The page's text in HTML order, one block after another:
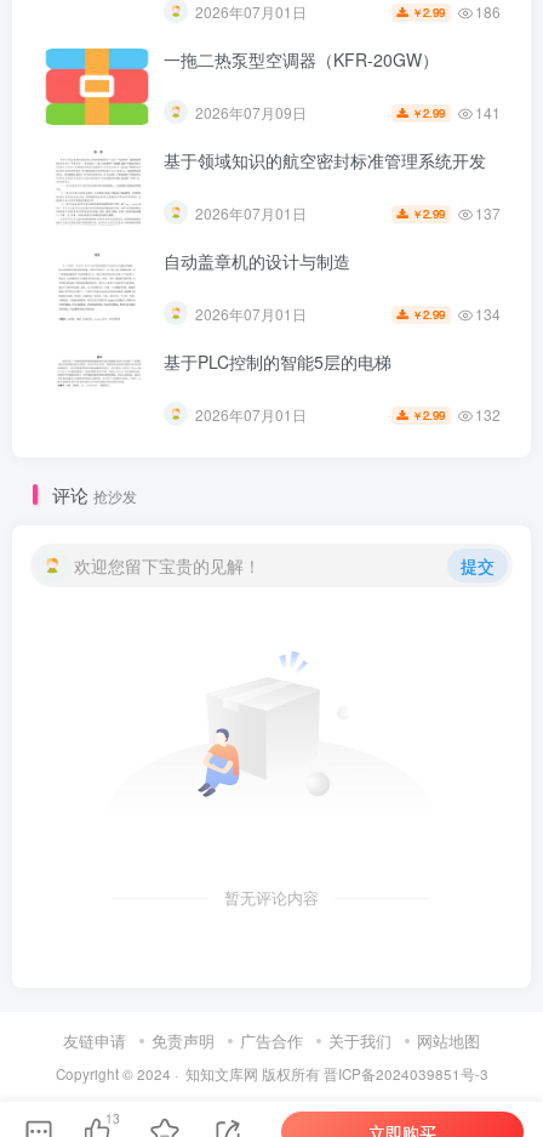
第5页 / 共26页
第6页 / 共26页
2026年07月01日 ￥2.99 186
一拖二热泵型空调器（KFR-20GW）
2026年07月09日 ￥2.99 141
基于领域知识的航空密封标准管理系统开发
2026年07月01日 ￥2.99 137
自动盖章机的设计与制造
2026年07月01日 ￥2.99 134
基于PLC控制的智能5层的电梯
2026年07月01日 ￥2.99 132
评论 抢沙发
欢迎您留下宝贵的见解！ 提交
暂无评论内容
友链申请 免责声明 广告合作 关于我们 网站地图
Copyright © 2024 · 知知文库网 版权所有晋ICP备2024039851号-3
13
立即购买